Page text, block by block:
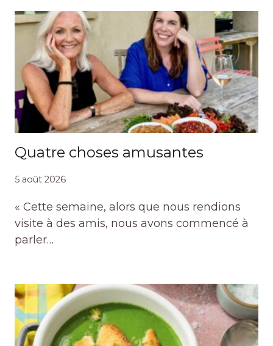
Quatre choses amusantes
5 août 2026
« Cette semaine, alors que nous rendions
visite à des amis, nous avons commencé à
parler…